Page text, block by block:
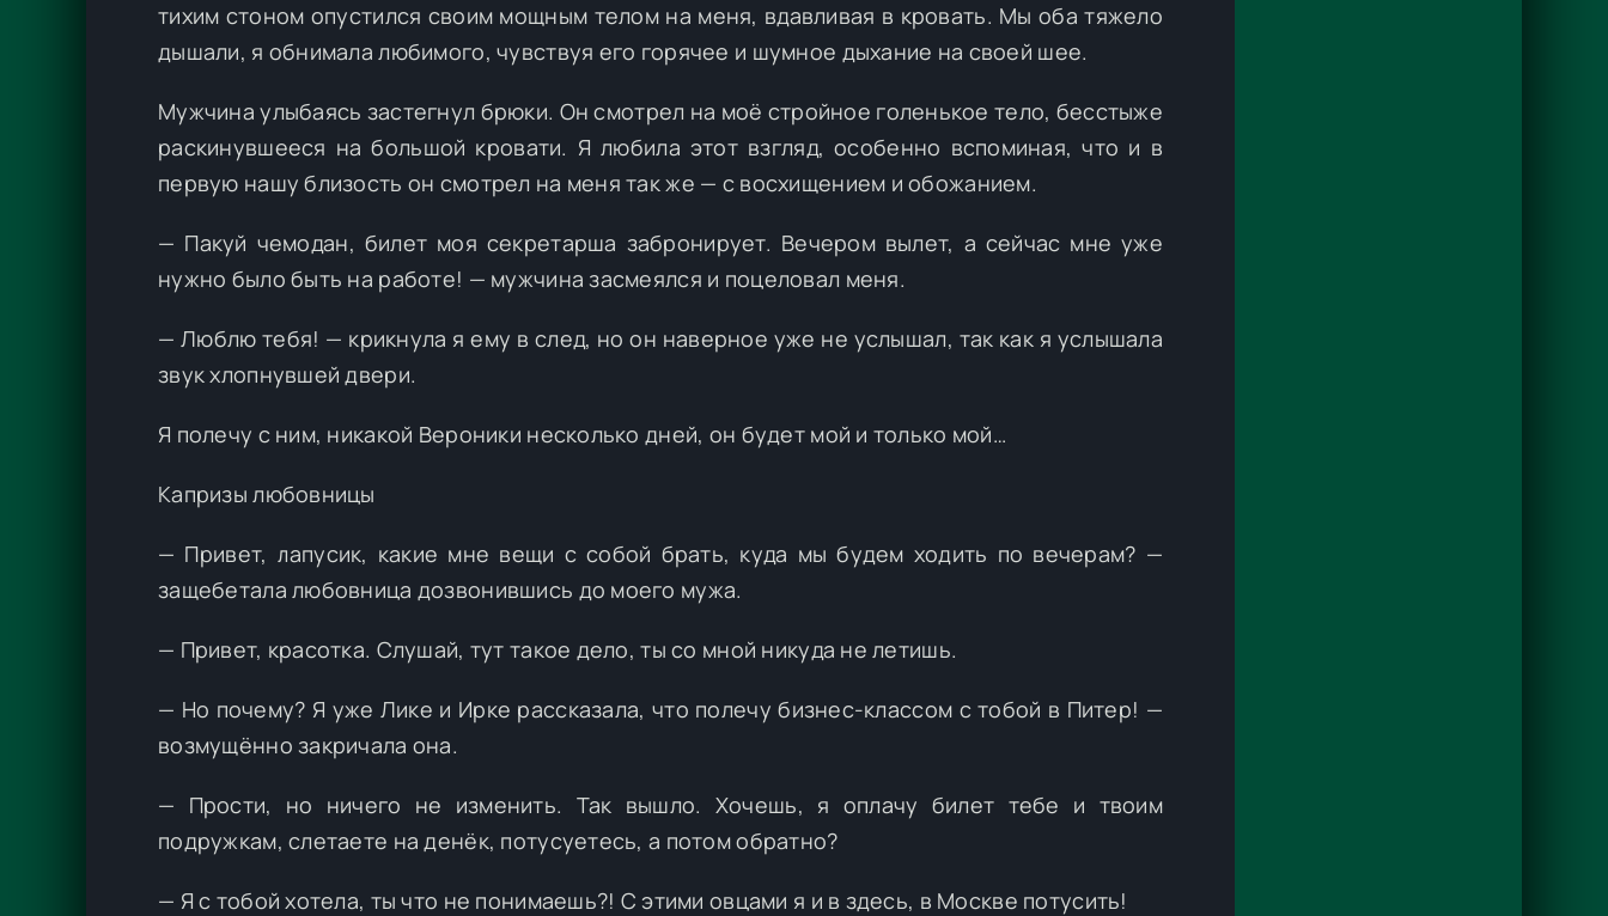
тихим стоном опустился своим мощным телом на меня, вдавливая в кровать. Мы оба тяжело
дышали, я обнимала любимого, чувствуя его горячее и шумное дыхание на своей шее.
Мужчина улыбаясь застегнул брюки. Он смотрел на моё стройное голенькое тело, бесстыже
раскинувшееся на большой кровати. Я любила этот взгляд, особенно вспоминая, что и в
первую нашу близость он смотрел на меня так же — с восхищением и обожанием.
— Пакуй чемодан, билет моя секретарша забронирует. Вечером вылет, а сейчас мне уже
нужно было быть на работе! — мужчина засмеялся и поцеловал меня.
— Люблю тебя! — крикнула я ему в след, но он наверное уже не услышал, так как я услышала
звук хлопнувшей двери.
Я полечу с ним, никакой Вероники несколько дней, он будет мой и только мой…
Капризы любовницы
— Привет, лапусик, какие мне вещи с собой брать, куда мы будем ходить по вечерам? —
защебетала любовница дозвонившись до моего мужа.
— Привет, красотка. Слушай, тут такое дело, ты со мной никуда не летишь.
— Но почему? Я уже Лике и Ирке рассказала, что полечу бизнес-классом с тобой в Питер! —
возмущённо закричала она.
— Прости, но ничего не изменить. Так вышло. Хочешь, я оплачу билет тебе и твоим
подружкам, слетаете на денёк, потусуетесь, а потом обратно?
— Я с тобой хотела, ты что не понимаешь?! С этими овцами я и в здесь, в Москве потусить!